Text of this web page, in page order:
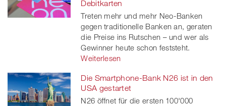
Debitkarten
Treten mehr und mehr Neo-Banken
gegen traditionelle Banken an, geraten
die Preise ins Rutschen – und wer als
Gewinner heute schon feststeht.
Weiterlesen
Die Smartphone-Bank N26 ist in den
USA gestartet
N26 öffnet für die ersten 100'000